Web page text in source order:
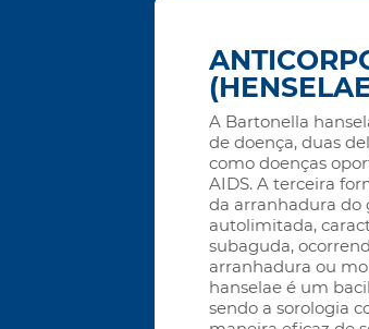
A Bartonella
de doença, duas
como doenças
AIDS. A terceira
da arranhadura do
autolimitada,
subaguda,
arranhadura ou
hanselae é um
sendo a sorologia